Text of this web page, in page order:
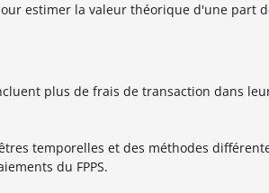
estimer la valeur théorique d'une part
plus de frais de transaction dans
temporelles et des méthodes
du FPPS.